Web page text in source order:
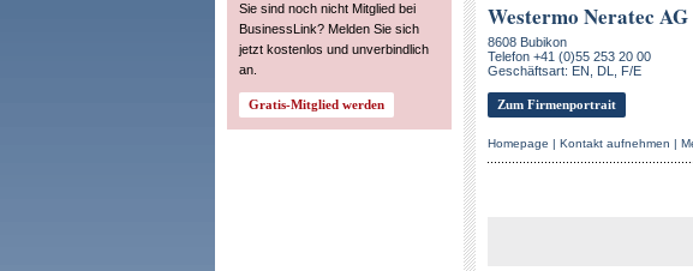
Sie sind noch nicht Mitglied bei
BusinessLink? Melden Sie sich
jetzt kostenlos und unverbindlich
an.
Westermo Neratec AG
8608 Bubikon
Telefon +41 (0)55 253 20 00
Geschäftsart: EN, DL, F/E
Zum Firmenportrait
Homepage | Kontakt aufnehmen |